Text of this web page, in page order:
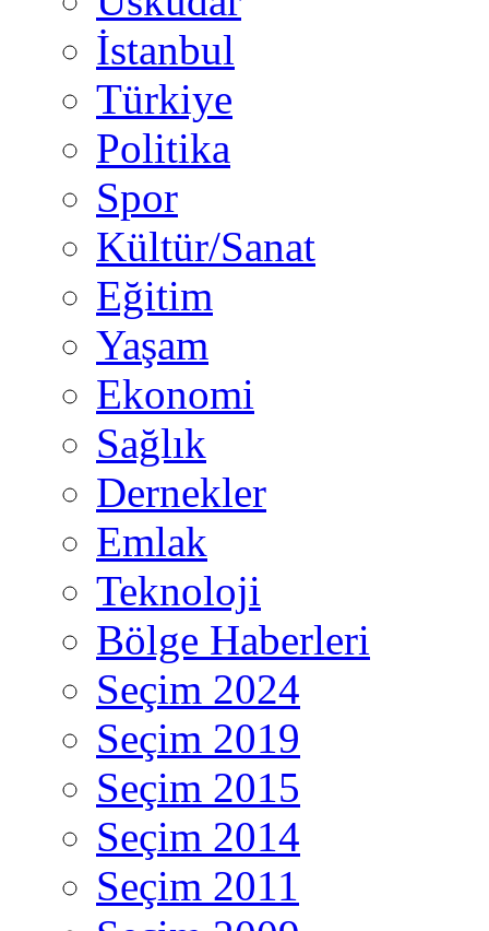
İstanbul
Türkiye
Politika
Spor
Kültür/Sanat
Eğitim
Yaşam
Ekonomi
Sağlık
Dernekler
Emlak
Teknoloji
Bölge Haberleri
Seçim 2024
Seçim 2019
Seçim 2015
Seçim 2014
Seçim 2011